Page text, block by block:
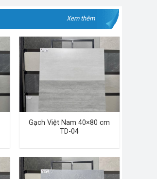
Xem thêm
Gạch Việt Nam 40×80 cm
TD-04